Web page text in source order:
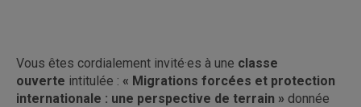
Vous êtes cordialement invité·es à une classe
ouverte intitulée : « Migrations forcées et protection
internationale : une perspective de terrain » donnée